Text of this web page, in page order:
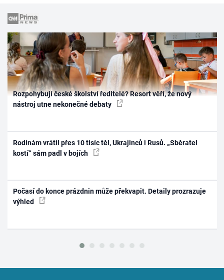
Rozpohybují české školství ředitelé? Resort věří, že nový
nástroj utne nekonečné debaty
Rodinám vrátil přes 10 tisíc těl, Ukrajinců i Rusů. „Sběratel
kostí“ sám padl v bojích
Počasí do konce prázdnin může překvapit. Detaily prozrazuje
výhled